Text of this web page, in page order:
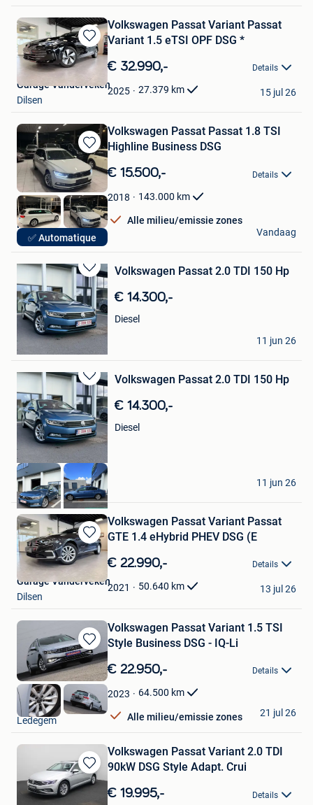
Bewaren
in
Favorieten
Volkswagen Passat Variant Passat
Variant 1.5 eTSI OPF DSG *
€ 32.990,- Details
2025 27.379 km
Garage Vanderveken
Dilsen
15 jul 26
Bewaren
in
Mijn
Favorieten
✅ Automatique
Volkswagen Passat Passat 1.8 TSI
Highline Business DSG
€ 15.500,- Details
2018 143.000 km
Alle milieu/emissie zones
Hak Auto
Lendelede
Vandaag
Bewaren
in
Mijn
Favorieten
Volkswagen Passat 2.0 TDI 150 Hp
€ 14.300,-
Diesel
Vlad
Merchtem
11 jun 26
Bewaren
in
Mijn
Favorieten
Volkswagen Passat 2.0 TDI 150 Hp
€ 14.300,-
Diesel
Vlad
Merchtem
11 jun 26
Bewaren
in
Mijn
Favorieten
Volkswagen Passat Variant Passat
GTE 1.4 eHybrid PHEV DSG (E
€ 22.990,- Details
2021 50.640 km
Garage Vanderveken
Dilsen
13 jul 26
Bewaren
in
Mijn
Favorieten
Volkswagen Passat Variant 1.5 TSI
Style Business DSG - IQ-Li
€ 22.950,- Details
2023 64.500 km
Alle milieu/emissie zones
Vamauto
Ledegem
21 jul 26
Bewaren
in
Volkswagen Passat Variant 2.0 TDI
90kW DSG Style Adapt. Crui
€ 19.995,- Details